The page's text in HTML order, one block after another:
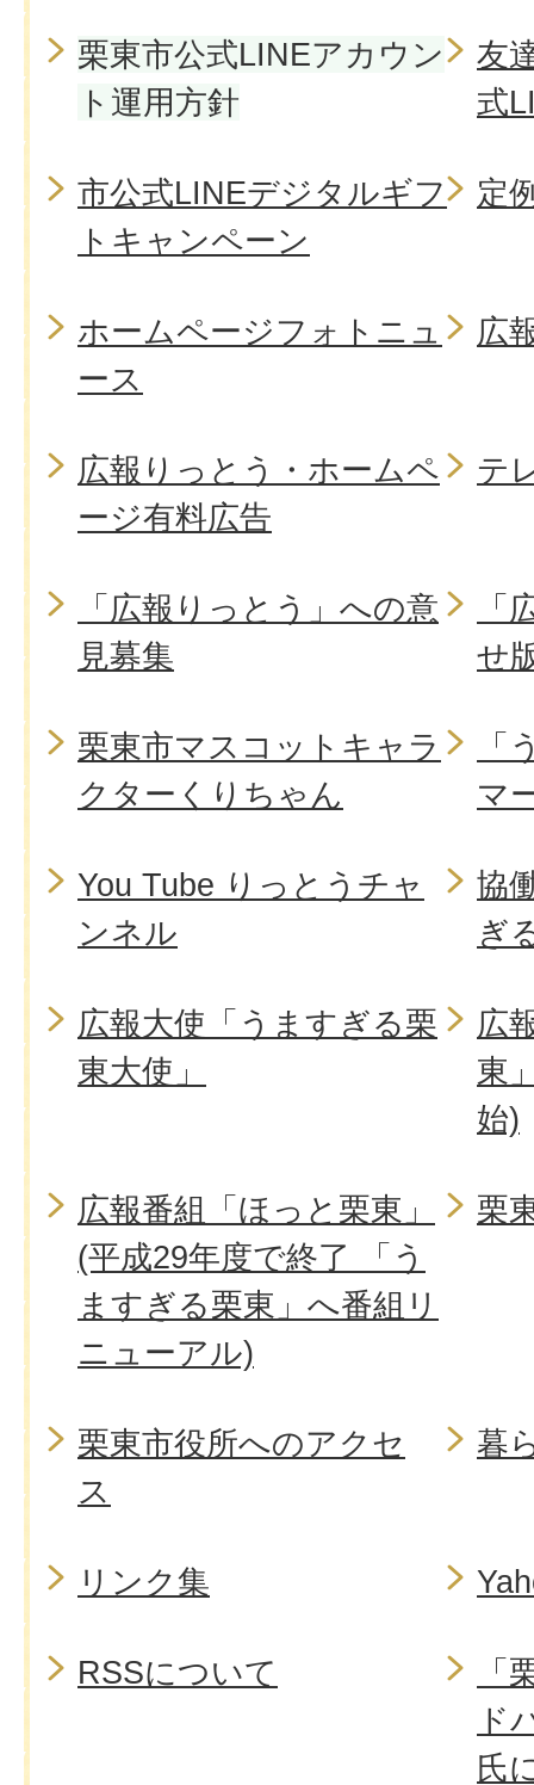
栗東市公式LINEアカウン
ト運用方針
友
式
市公式LINEデジタルギフ
トキャンペーン
定
ホームページフォトニュ
ース
広
広報りっとう・ホームペ
ージ有料広告
テ
「広報りっとう」への意
見募集
「
せ
栗東市マスコットキャラ
クターくりちゃん
「
マ
You Tube りっとうチャ
ンネル
協
ぎ
広報大使「うますぎる栗
東大使」
広
東
始)
広報番組「ほっと栗東」
(平成29年度で終了 「う
ますぎる栗東」へ番組リ
ニューアル)
栗
栗東市役所へのアクセ
ス
暮
リンク集
RSSについて
「
ド
氏